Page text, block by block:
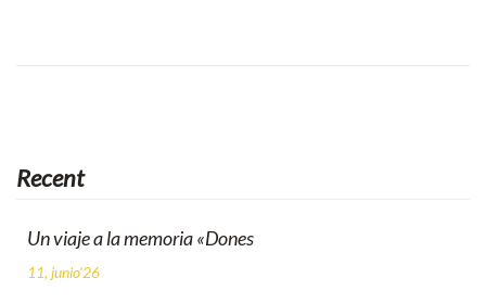
Recent
Un viaje a la memoria «Dones
11, junio'26